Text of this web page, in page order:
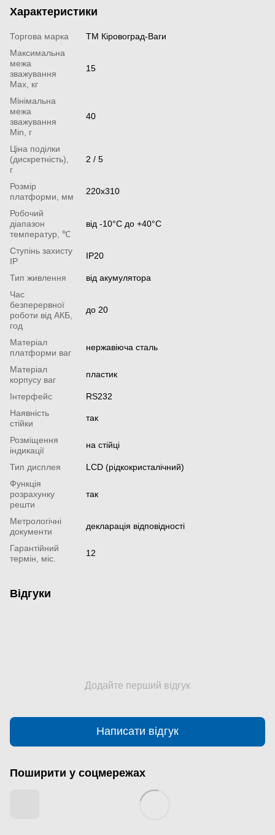
Характеристики
Торгова марка
ТМ Кіровоград-Ваги
Максимальна
межа
зважування
Мах, кг
15
Мінімальна
межа
зважування
Min, г
40
Ціна поділки
(дискретність),
г
2 / 5
Розмір
платформи, мм
220х310
Робочий
діапазон
температур, ℃
від -10°С до +40°С
Ступінь захисту
IP
IP20
Тип живлення
від акумулятора
Час
безперервної
роботи від АКБ,
год
до 20
Матеріал
платформи ваг
нержавіюча сталь
Матеріал
корпусу ваг
пластик
Інтерфейс
RS232
Наявність
стійки
так
Розміщення
індикації
на стійці
Тип дисплея
LCD (рідкокристалічний)
Функція
розрахунку
решти
так
Метрологічні
документи
декларація відповідності
Гарантійний
термін, міс.
12
Відгуки
Додайте перший відгук
Написати відгук
Поширити у соцмережах